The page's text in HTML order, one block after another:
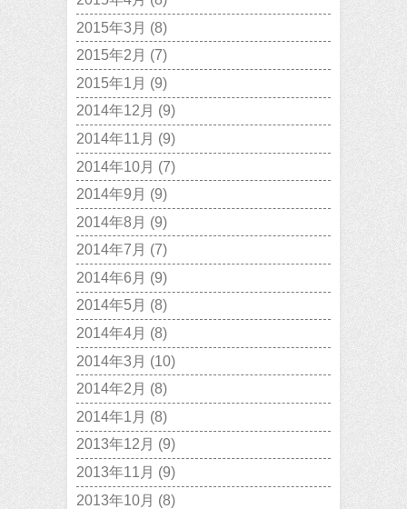
2015年3月 (8)
2015年2月 (7)
2015年1月 (9)
2014年12月 (9)
2014年11月 (9)
2014年10月 (7)
2014年9月 (9)
2014年8月 (9)
2014年7月 (7)
2014年6月 (9)
2014年5月 (8)
2014年4月 (8)
2014年3月 (10)
2014年2月 (8)
2014年1月 (8)
2013年12月 (9)
2013年11月 (9)
2013年10月 (8)